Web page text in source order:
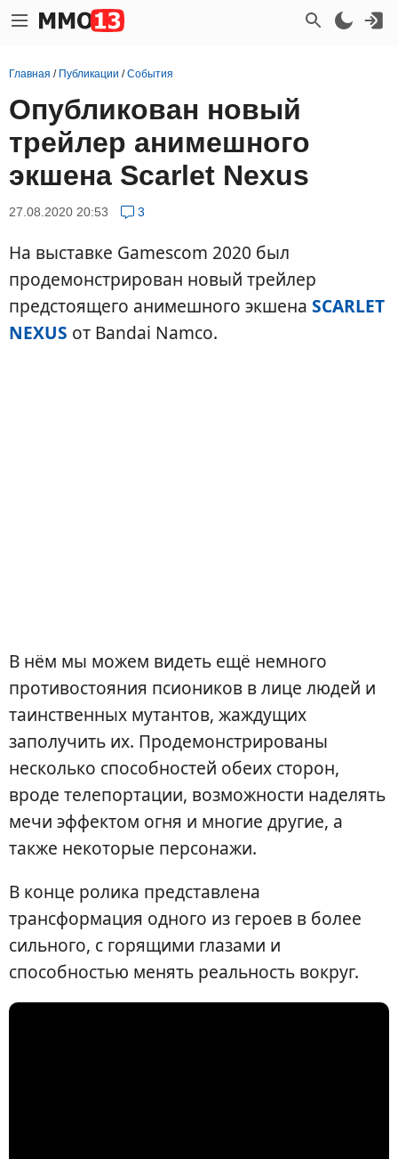
Главная / Публикации /События
Опубликован новый
трейлер анимешного
экшена Scarlet Nexus
27.08.2020 20:53 3
На выставке Gamescom 2020 был
продемонстрирован новый трейлер
предстоящего анимешного экшена SCARLET
NEXUS от Bandai Namco.
В нём мы можем видеть ещё немного
противостояния псиоников в лице людей и
таинственных мутантов, жаждущих
заполучить их. Продемонстрированы
несколько способностей обеих сторон,
вроде телепортации, возможности наделять
мечи эффектом огня и многие другие, а
также некоторые персонажи.
В конце ролика представлена
трансформация одного из героев в более
сильного, с горящими глазами и
способностью менять реальность вокруг.